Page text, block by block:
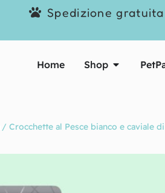
Spedizione
Home Shop
/ Crocchette al Pesce bianco e caviale